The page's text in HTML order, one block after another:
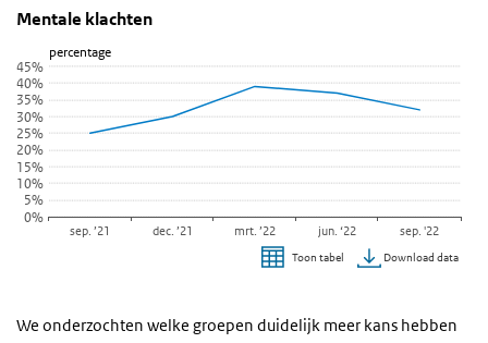
Mentale klachten
Sla de grafiek 'Mentale klachten' over en ga naar de datatabel
Mentale klachten
Lijn grafiek met 5 data punten.
Bekijk als data tabel.
De grafiek heeft 1 X-as die categories weergeeft.
De grafiek heeft 1 Y-as die percentage weergeeft.
percentage
Mentale klachten
0%
5%
10%
15%
20%
25%
30%
35%
40%
45%
sep. ’21 dec. ’21 mrt. ’22 jun. ‘22 sep. '22
Toon tabel Download data
We onderzochten welke groepen duidelijk meer kans hebben